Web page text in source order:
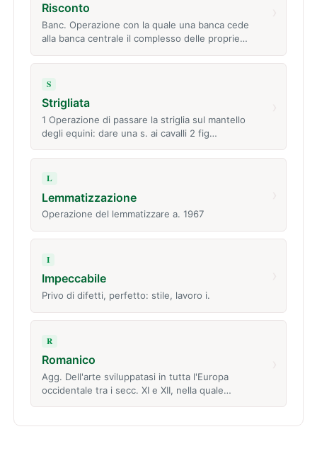
Risconto
Banc. Operazione con la quale una banca cede
alla banca centrale il complesso delle proprie…
S
Strigliata
1 Operazione di passare la striglia sul mantello
degli equini: dare una s. ai cavalli 2 fig…
L
Lemmatizzazione
Operazione del lemmatizzare a. 1967
I
Impeccabile
Privo di difetti, perfetto: stile, lavoro i.
R
Romanico
Agg. Dell'arte sviluppatasi in tutta l'Europa
occidentale tra i secc. XI e XII, nella quale…